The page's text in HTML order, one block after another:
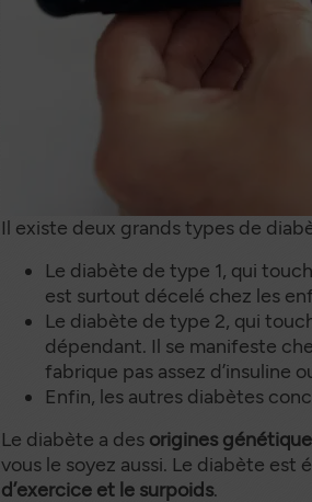
Il existe deux grands types de
Le diabète de type 1, qui
est surtout décelé chez les
Le diabète de type 2, qui
dépendant. Il se manifeste
fabrique pas assez d’insuline
Enfin, les autres diabètes
Le diabète a des origines
vous le soyez aussi. Le diabète est
d’exercice et le surpoids.